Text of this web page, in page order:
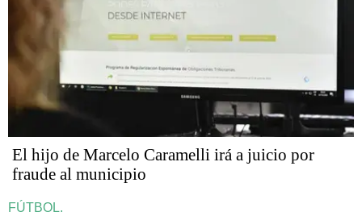
​​​​​El hijo de Marcelo Caramelli irá a juicio por
fraude al municipio
FÚTBOL.